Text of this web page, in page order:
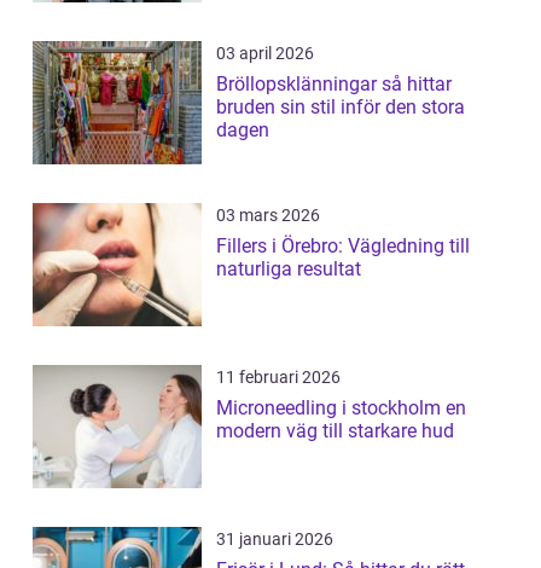
03 april 2026
Bröllopsklänningar så hittar
bruden sin stil inför den stora
dagen
03 mars 2026
Fillers i Örebro: Vägledning till
naturliga resultat
11 februari 2026
Microneedling i stockholm en
modern väg till starkare hud
31 januari 2026